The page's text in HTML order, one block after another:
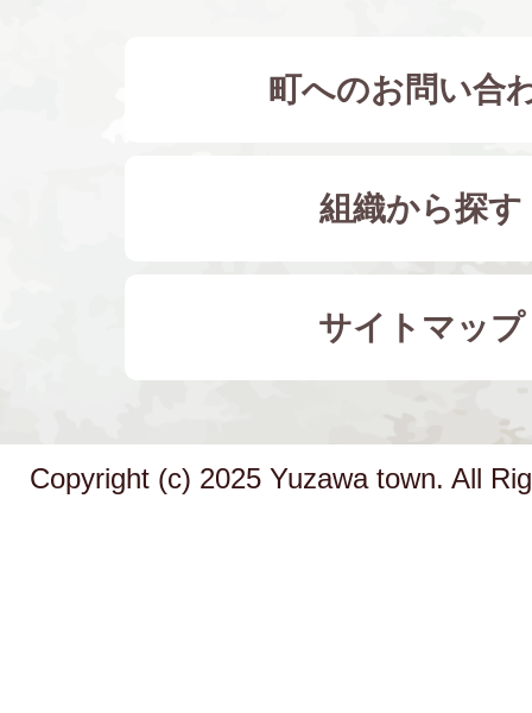
町へのお問い合
組織から探す
サイトマップ
Copyright (c) 2025 Yuzawa town. All